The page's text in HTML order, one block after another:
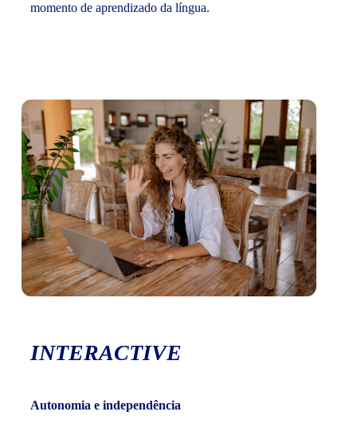
momento de aprendizado da língua.
INTERACTIVE
Autonomia e independência